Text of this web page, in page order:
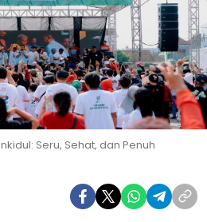
Seru, Sehat, dan Penuh